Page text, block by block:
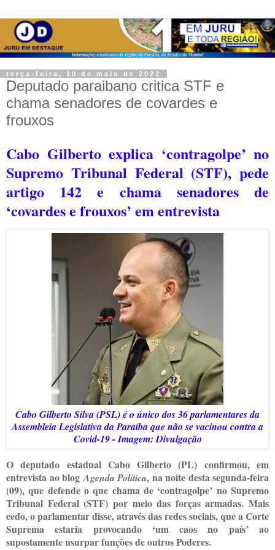
terça-feira, 10 de maio de 2022
Deputado paraibano critica STF e
chama senadores de covardes e
frouxos
Cabo Gilberto explica ‘contragolpe’ no
Supremo Tribunal Federal (STF), pede
artigo 142 e chama senadores de
‘covardes e frouxos’ em entrevista
Cabo Gilberto Silva (PSL) é o único dos 36 parlamentares da
Assembleia Legislativa da Paraíba que não se vacinou contra a
Covid-19 - Imagem: Divulgação
O deputado estadual Cabo Gilberto (PL) confirmou, em
entrevista ao blog Agenda Política, na noite desta segunda-feira
(09), que defende o que chama de ‘contragolpe’ no Supremo
Tribunal Federal (STF) por meio das forças armadas. Mais
cedo, o parlamentar disse, através das redes sociais, que a Corte
Suprema estaria provocando ‘um caos no país’ ao
supostamente usurpar funções de outros Poderes.